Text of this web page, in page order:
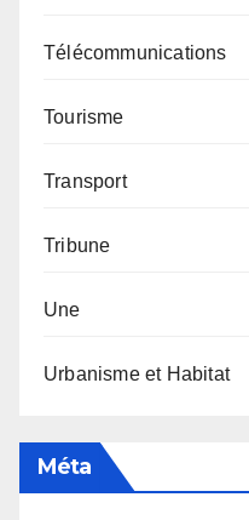
Télécommunications
Tourisme
Transport
Tribune
Une
Urbanisme et Habitat
Méta